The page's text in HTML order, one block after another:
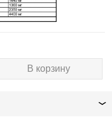
В корзину